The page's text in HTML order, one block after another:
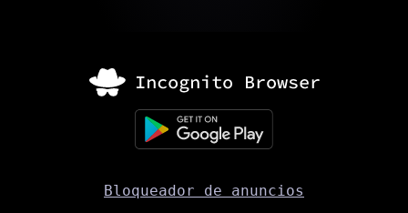
Bloqueador de anuncios